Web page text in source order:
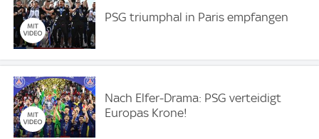
PSG triumphal in Paris empfangen
Nach Elfer-Drama: PSG verteidigt
Europas Krone!